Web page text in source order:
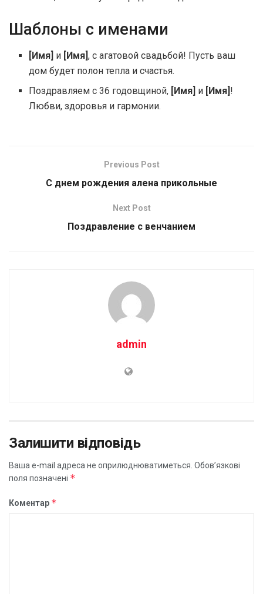
Шаблоны с именами
[Имя] и [Имя], с агатовой свадьбой! Пусть ваш
дом будет полон тепла и счастья.
Поздравляем с 36 годовщиной, [Имя] и [Имя] !
Любви, здоровья и гармонии.
Previous Post
С днем рождения алена прикольные
Next Post
Поздравление с венчанием
admin
Залишити відповідь
Ваша e-mail адреса не оприлюднюватиметься. Обов’язкові
поля позначені *
Коментар *